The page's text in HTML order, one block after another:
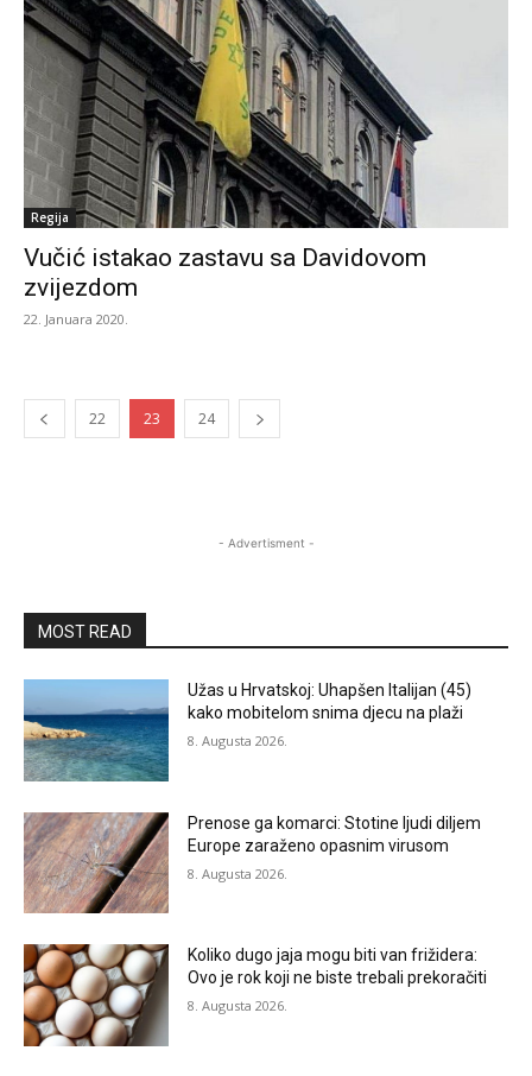
Regija
Vučić istakao zastavu sa Davidovom
zvijezdom
22. Januara 2020.
22 23 24
- Advertisment -
MOST READ
Užas u Hrvatskoj: Uhapšen Italijan (45)
kako mobitelom snima djecu na plaži
8. Augusta 2026.
Prenose ga komarci: Stotine ljudi diljem
Europe zaraženo opasnim virusom
8. Augusta 2026.
Koliko dugo jaja mogu biti van frižidera:
Ovo je rok koji ne biste trebali prekoračiti
8. Augusta 2026.